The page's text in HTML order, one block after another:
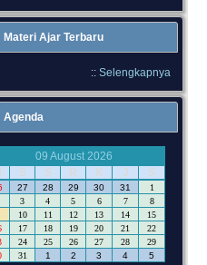
Materi Ajar Terbaru
:: Selengkapnya
Agenda
09 August 2026
S S R K J S
27 28 29 30 31
1
3 4 5 6 7
8
10 11 12 13 14
15
17 18 19 20 21
22
24 25 26 27 28
29
31 1 2 3 4 5